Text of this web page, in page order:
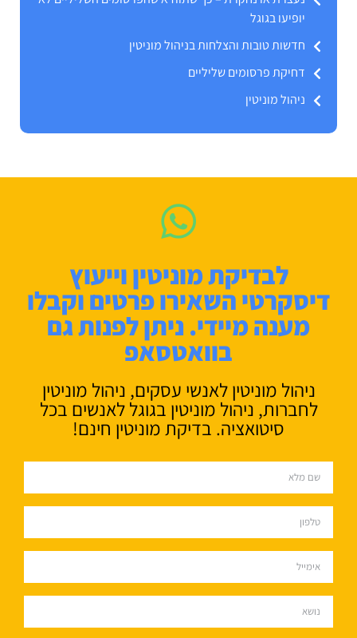
יופיעו בגוגל
חדשות טובות והצלחות בניהול מוניטין
דחיקת פרסומים שליליים
ניהול מוניטין
לבדיקת מוניטין וייעוץ
דיסקרטי השאירו פרטים וקבלו
מענה מיידי. ניתן לפנות גם
בוואטסאפ
ניהול מוניטין לאנשי עסקים, ניהול מוניטין
לחברות, ניהול מוניטין בגוגל לאנשים בכל
סיטואציה. בדיקת מוניטין חינם!